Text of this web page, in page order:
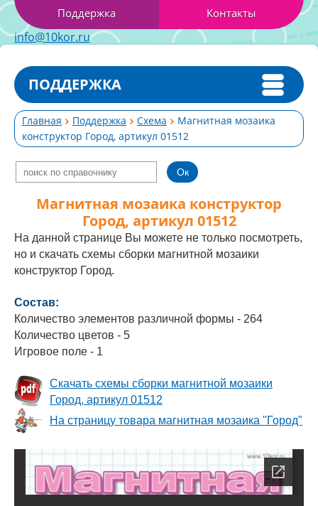
Поддержка Контакты
info@10kor.ru
ПОДДЕРЖКА
Главная Поддержка Схема
Магнитная мозаика
конструктор Город, артикул 01512
Магнитная мозаика конструктор
Город, артикул 01512
На данной странице Вы можете не только посмотреть,
но и скачать схемы сборки магнитной мозаики
конструктор Город.
Состав:
Количество элементов различной формы - 264
Количество цветов - 5
Игровое поле - 1
Скачать схемы сборки магнитной мозаики
Город, артикул 01512
На страницу товара магнитная мозаика "Город"